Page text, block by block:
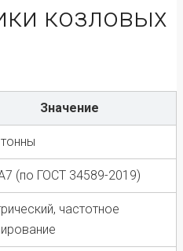
козловых
Значение
(по ГОСТ 34589-2019)
частотное